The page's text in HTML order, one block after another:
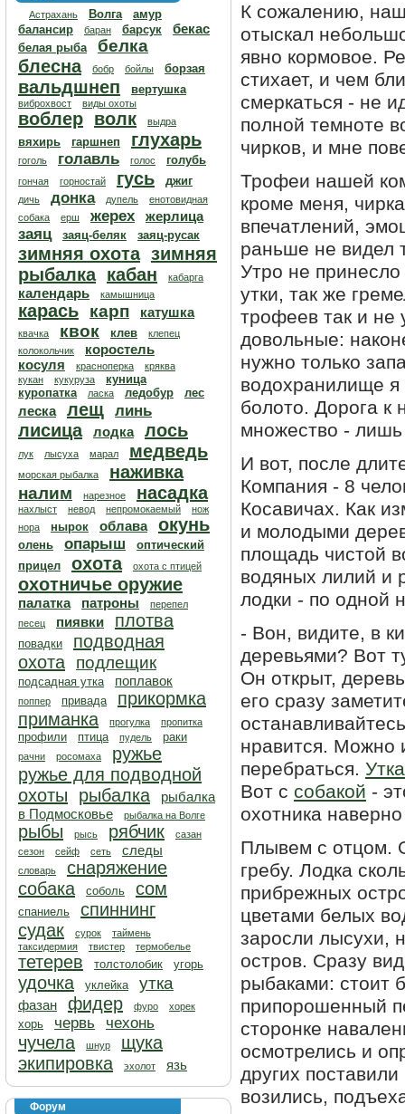
Астрахань Волга
амур
балансир
баран барсук бекас
белая рыба белка
блесна бобр бойлы борзая
вальдшнеп вертушка
виброхвост виды охоты
воблер волк выдра
вяхирь гаршнеп глухарь
гоголь голавль голос голубь
гончая горностай гусь джиг
дичь донка дупель
енотовидная
собака
ерш жерех жерлица
заяц заяц-беляк заяц-русак
зимняя охота зимняя
рыбалка кабан кабарга
календарь камышница
карась карп катушка
квачка квок клев
клепец
колокольчик
коростель
косуля
красноперка
кряква
кукан
кукуруза
куница
куропатка
ласка ледобур лес
леска лещ линь
лисица лодка лось
лук лысуха марал медведь
морская рыбалка наживка
налим нарезное насадка
нахлыст невод непромокаемый
нож
нора
нырок облава окунь
олень опарыш
оптический
прицел
охота охота с птицей
охотничье оружие
палатка патроны
перепел
песец
пиявки плотва
повадки
подводная
охота
подлещик
подсадная утка поплавок
поппер привада
прикормка
приманка
прогулка пропитка
профили птица пудель раки
рачни росомаха
ружье
ружье для подводной
охоты
рыбалка
рыбалка
в Подмосковье
рыбалка на Волге
рыбы рысь рябчик
сазан
сезон
сейф сеть следы
словарь
снаряжение
собака
соболь сом
спаниель
спиннинг
судак
сурок
таймень
таксидермия
твистер термобелье
тетерев толстолобик угорь
удочка уклейка утка
фазан фидер фуро хорек
хорь червь чехонь
чучела шнур
щука
экипировка
эхолот язь
Форум
К сожалению,
отыскал
явно кормовое.
стихает, и чем
смеркаться - не
полной темноте
чирков, и мне
Трофеи нашей
кроме меня,
впечатлений,
раньше не видел
Утро не
утки, так же
трофеев так и не
довольные:
нужно только
водохранилище я
болото. Дорога к
множество -
И вот, после
Компания - 8
Косавичах. Как
и молодыми
площадь чистой
водяных лилий и
лодки - по одной
- Вон, видите, в
деревьями? Вот
Он открыт,
его сразу
нравится. Можно
перебраться. Утка
Вот с собакой -
охотника
Плывем с отцом.
гребу. Лодка
прибрежных
цветами белых
заросли лысухи,
остров. Сразу
рыбаками:
припорошенный
сторонке
осмотрелись и
других
возились,